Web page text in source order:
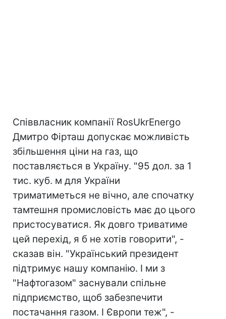
Співвласник компанії RosUkrEnergo
Дмитро Фірташ допускає можливість
збільшення ціни на газ, що
поставляється в Україну. "95 дол. за 1
тис. куб. м для України
триматиметься не вічно, але спочатку
тамтешня промисловість має до цього
пристосуватися. Як довго триватиме
цей перехід, я б не хотів говорити", -
сказав він. "Український президент
підтримує нашу компанію. І ми з
"Нафтогазом" заснували спільне
підприємство, щоб забезпечити
постачання газом. І Європи теж", -